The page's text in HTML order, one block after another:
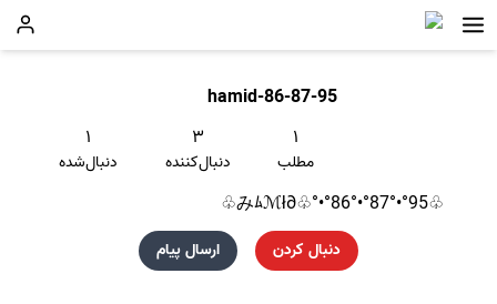
hamid-86-87-95
۱
مطلب
۳
دنبال‌کننده
۱
دنبال‌شده
♧みﾑℳł∂♧°•°86°•°87°•°95♧
دنبال کردن ارسال پیام